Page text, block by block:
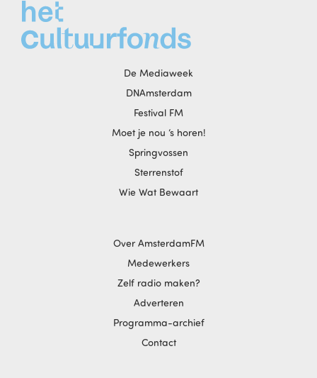
De Mediaweek
DNAmsterdam
Festival FM
Moet je nou ‘s horen!
Springvossen
Sterrenstof
Wie Wat Bewaart
Over AmsterdamFM
Medewerkers
Zelf radio maken?
Adverteren
Programma-archief
Contact